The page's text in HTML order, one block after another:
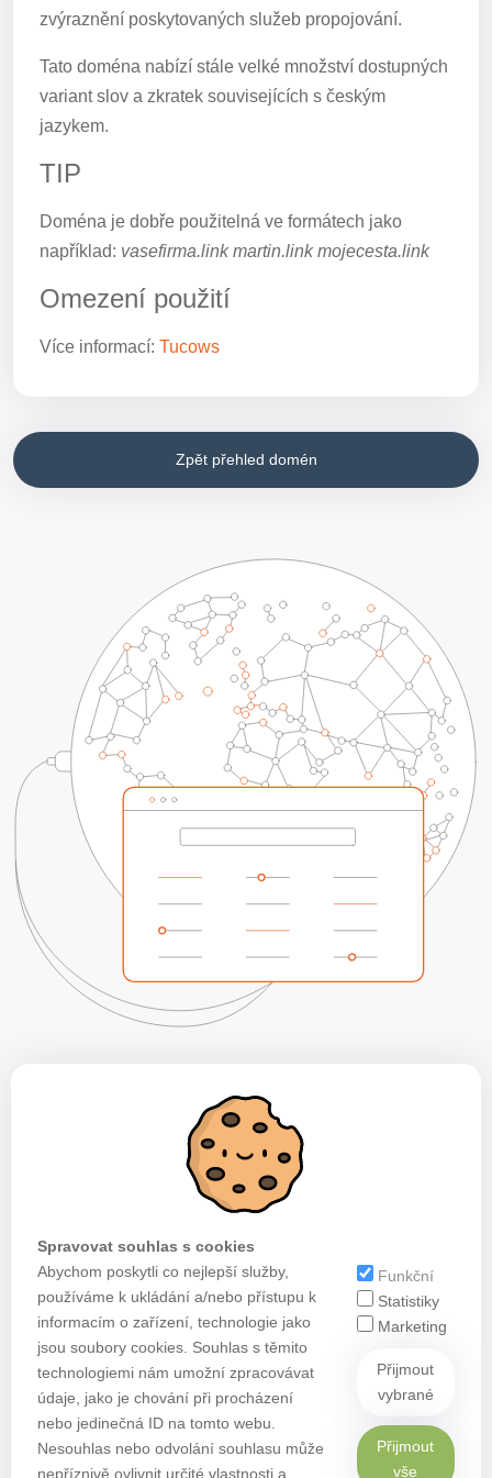
zvýraznění poskytovaných služeb propojování.
Tato doména nabízí stále velké množství dostupných
variant slov a zkratek souvisejících s českým
jazykem.
TIP
Doména je dobře použitelná ve formátech jako
například: vasefirma.link martin.link mojecesta.link
Omezení použití
Více informací: Tucows
Zpět přehled domén
Spravovat souhlas s cookies
Abychom poskytli co nejlepší služby,
používáme k ukládání a/nebo přístupu k
informacím o zařízení, technologie jako
jsou soubory cookies. Souhlas s těmito
technologiemi nám umožní zpracovávat
údaje, jako je chování při procházení
nebo jedinečná ID na tomto webu.
Nesouhlas nebo odvolání souhlasu může
nepříznivě ovlivnit určité vlastnosti a
Funkční
Statistiky
Marketing
Přijmout
vybrané
Přijmout
vše